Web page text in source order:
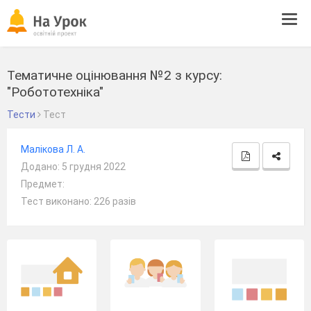
Тематичне оцінювання №2 з курсу:
"Робототехніка"
Тести Тест
Малікова Л. А.
Додано: 5 грудня 2022
Предмет:
Тест виконано: 226 разів